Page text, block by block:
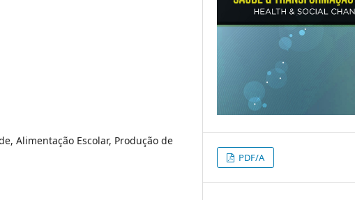
Alimentação Escolar, Produção de
PDF/A